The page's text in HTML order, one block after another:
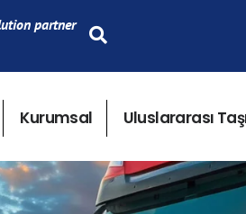
partner
Kurumsal Uluslararası